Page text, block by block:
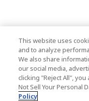
This website uses
and to analyze
We also share
our social media,
clicking "Reject All",
Not Sell Your Personal
Policy